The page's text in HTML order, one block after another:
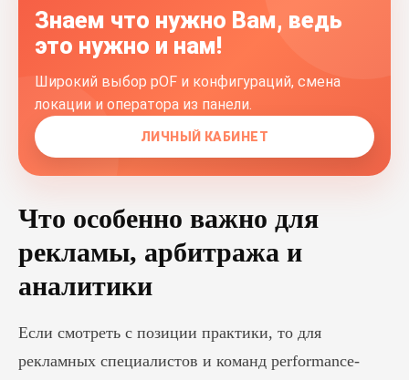
Знаем что нужно Вам, ведь
это нужно и нам!
Широкий выбор pOF и конфигураций, смена
локации и оператора из панели.
ЛИЧНЫЙ КАБИНЕТ
Что особенно важно для
рекламы, арбитража и
аналитики
Если смотреть с позиции практики, то для
рекламных специалистов и команд performance-